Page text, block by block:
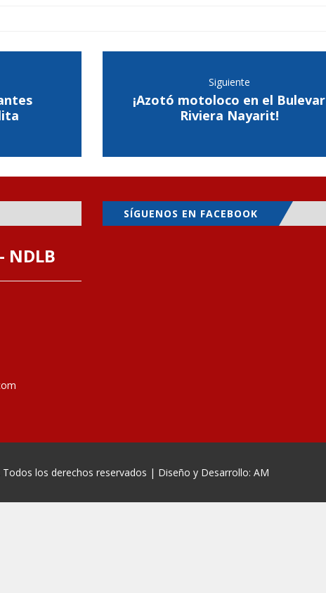
Siguiente
¡Azotó motoloco en el Bulevar
Riviera Nayarit!
NDLB
SÍGUENOS EN FACEBOOK
Todos los derechos reservados | Diseño y Desarrollo: AM